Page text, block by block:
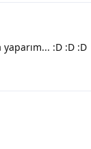
:D :D :D